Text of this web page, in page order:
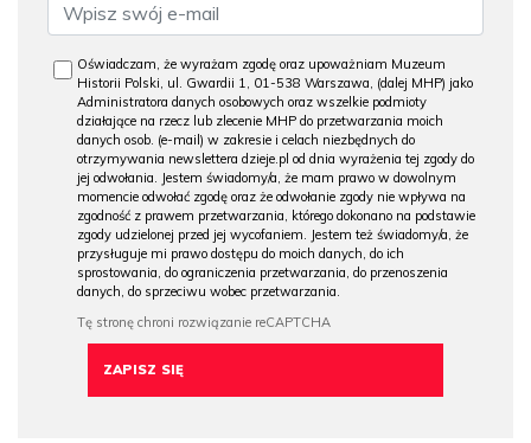
Oświadczam, że wyrażam zgodę oraz upoważniam Muzeum
Historii Polski, ul. Gwardii 1, 01-538 Warszawa, (dalej MHP) jako
Administratora danych osobowych oraz wszelkie podmioty
działające na rzecz lub zlecenie MHP do przetwarzania moich
danych osob. (e-mail) w zakresie i celach niezbędnych do
otrzymywania newslettera dzieje.pl od dnia wyrażenia tej zgody do
jej odwołania. Jestem świadomy/a, że mam prawo w dowolnym
momencie odwołać zgodę oraz że odwołanie zgody nie wpływa na
zgodność z prawem przetwarzania, którego dokonano na podstawie
zgody udzielonej przed jej wycofaniem. Jestem też świadomy/a, że
przysługuje mi prawo dostępu do moich danych, do ich
sprostowania, do ograniczenia przetwarzania, do przenoszenia
danych, do sprzeciwu wobec przetwarzania.